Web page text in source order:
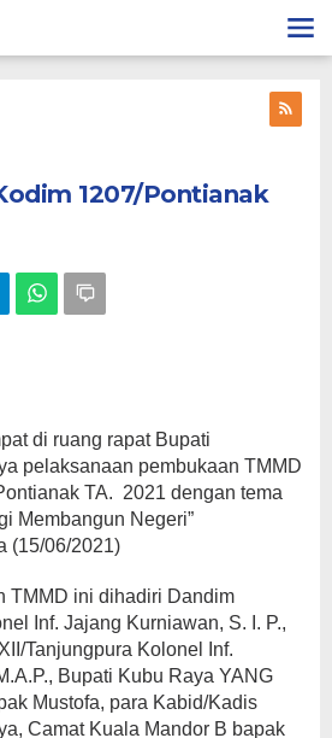
1207/Pontianak
di ruang rapat Bupati
pelaksanaan pembukaan TMMD
TA. 2021 dengan tema
Membangun Negeri”
(15/06/2021)
TMMD ini dihadiri Dandim
Inf. Jajang Kurniawan, S. I. P.,
Tanjungpura Kolonel Inf.
Bupati Kubu Raya YANG
Mustofa, para Kabid/Kadis
Camat Kuala Mandor B bapak